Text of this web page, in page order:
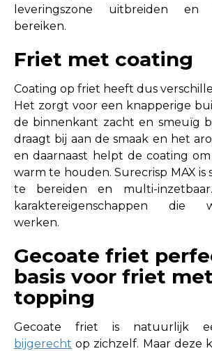
leveringszone uitbreiden en
bereiken.
Friet met coating
Coating op friet heeft dus
Het zorgt voor een knapperige
de binnenkant zacht en smeuïg
draagt bij aan de smaak en het
en daarnaast helpt de coating
warm te houden. Surecrisp MAX is
te bereiden en multi-
karaktereigenschappen die
werken.
Gecoate friet
basis voor friet met
topping
Gecoate friet is natuurlijk
bijgerecht op zichzelf. Maar deze